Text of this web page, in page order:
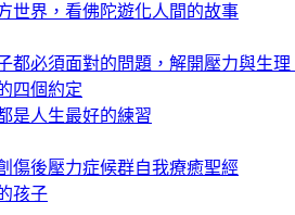
世界，看佛陀遊化人間的故事
都必須面對的問題，解開壓力與生理
四個約定
是人生最好的練習
傷後壓力症候群自我療癒聖經
孩子